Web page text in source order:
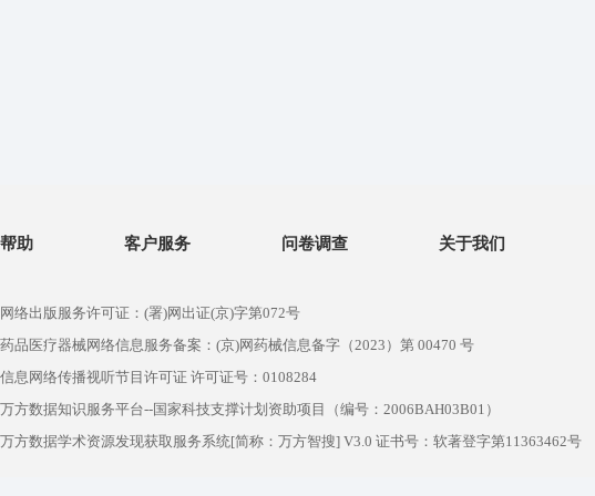
帮助 客户服务 问卷调查 关于我们
网络出版服务许可证：(署)网出证(京)字第072号
药品医疗器械网络信息服务备案：(京)网药械信息备字（2023）第 00470 号
信息网络传播视听节目许可证 许可证号：0108284
万方数据知识服务平台--国家科技支撑计划资助项目（编号：2006BAH03B01）
万方数据学术资源发现获取服务系统[简称：万方智搜] V3.0 证书号：软著登字第11363462号